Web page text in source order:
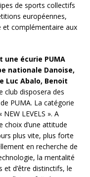
de sports collectifs
européennes,
et complémentaire aux
une écurie PUMA
nationale Danoise,
Luc Abalo, Benoit
club disposera des
PUMA. La catégorie
LEVELS ». A
d’une attitude
plus vite, plus forte
en recherche de
la mentalité
d’être distinctifs, le